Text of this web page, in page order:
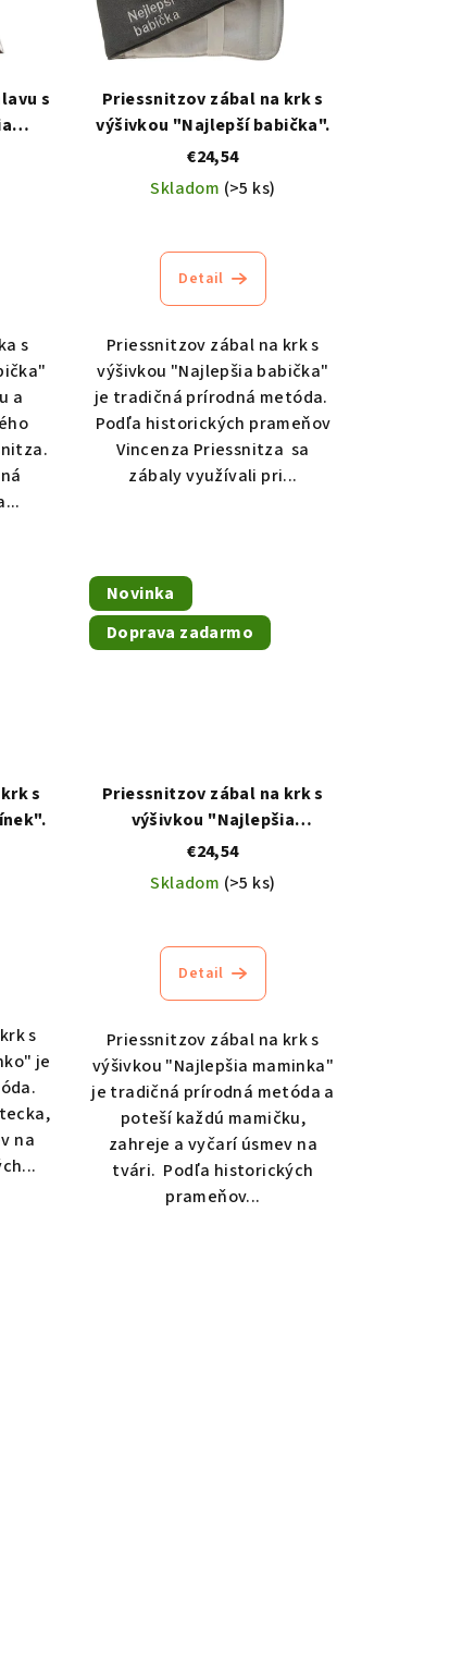
s
s
a
Priessnitzov zábal na krk s
výšivkou "Najlepší babička".
€24,54
Skladom (>5 ks)
produktu
z
5
hviezdičiek.
Detail
Priessnitzov zábal na krk s
výšivkou "Najlepšia babička"
je tradičná prírodná metóda.
Podľa historických prameňov
Vincenza Priessnitza sa
zábaly využívali pri...
s
s
je
na
Novinka
Doprava zadarmo
Priessnitzov zábal na krk s
výšivkou "Najlepšia
maminka".
€24,54
Skladom (>5 ks)
produktu
z
5
hviezdičiek.
Detail
Priessnitzov zábal na krk s
výšivkou "Najlepšia maminka"
je tradičná prírodná metóda a
poteší každú mamičku,
zahreje a vyčarí úsmev na
tvári. Podľa historických
prameňov...